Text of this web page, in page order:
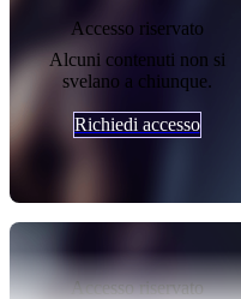
Accesso riservato
Alcuni contenuti non si
svelano a chiunque.
Richiedi accesso
Accesso riservato